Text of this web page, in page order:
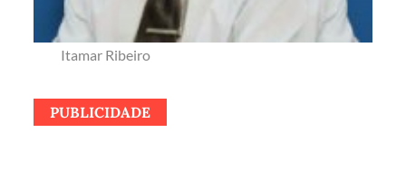
Itamar Ribeiro
PUBLICIDADE